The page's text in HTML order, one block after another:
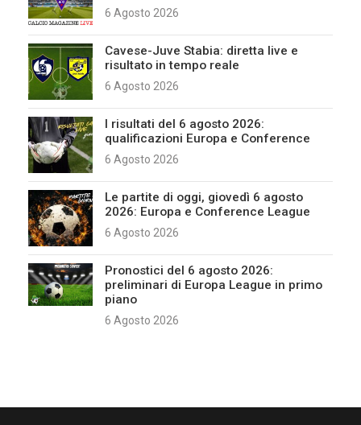
6 Agosto 2026
Cavese-Juve Stabia: diretta live e
risultato in tempo reale
6 Agosto 2026
I risultati del 6 agosto 2026:
qualificazioni Europa e Conference
6 Agosto 2026
Le partite di oggi, giovedì 6 agosto
2026: Europa e Conference League
6 Agosto 2026
Pronostici del 6 agosto 2026:
preliminari di Europa League in primo
piano
6 Agosto 2026